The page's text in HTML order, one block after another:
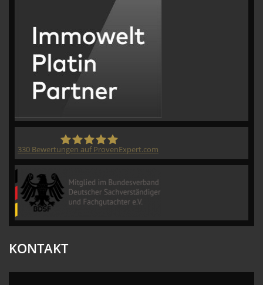
330 Bewertungen auf ProvenExpert.com
KONTAKT